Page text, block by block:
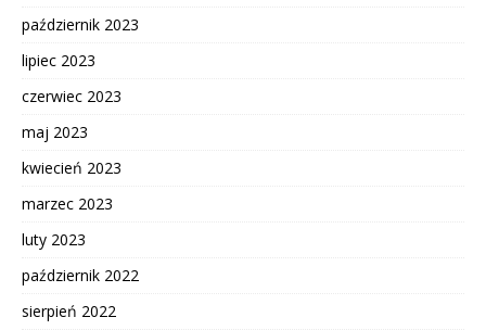
październik 2023
lipiec 2023
czerwiec 2023
maj 2023
kwiecień 2023
marzec 2023
luty 2023
październik 2022
sierpień 2022